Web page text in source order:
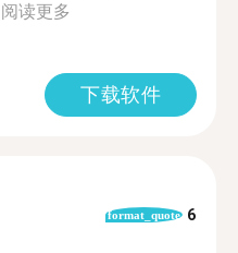
阅读更多
下载软件
format_quote 6